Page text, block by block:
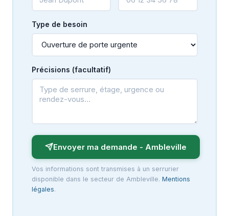
Type de besoin
Précisions (facultatif)
Envoyer ma demande - Ambleville
Vos informations sont transmises à un serrurier
disponible dans le secteur de Ambleville. Mentions
légales.